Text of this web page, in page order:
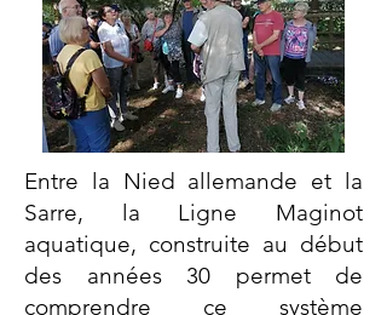
Entre la Nied allemande et la
Sarre, la Ligne Maginot
aquatique, construite au début
des années 30 permet de
comprendre ce système